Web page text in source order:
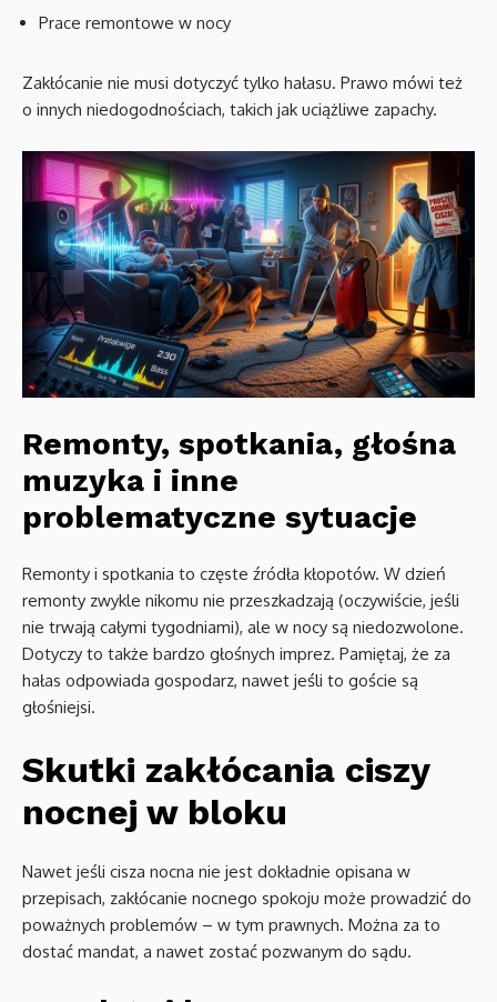
Prace remontowe w nocy
Zakłócanie nie musi dotyczyć tylko hałasu. Prawo mówi też
o innych niedogodnościach, takich jak uciążliwe zapachy.
Remonty, spotkania, głośna
muzyka i inne
problematyczne sytuacje
Remonty i spotkania to częste źródła kłopotów. W dzień
remonty zwykle nikomu nie przeszkadzają (oczywiście, jeśli
nie trwają całymi tygodniami), ale w nocy są niedozwolone.
Dotyczy to także bardzo głośnych imprez. Pamiętaj, że za
hałas odpowiada gospodarz, nawet jeśli to goście są
głośniejsi.
Skutki zakłócania ciszy
nocnej w bloku
Nawet jeśli cisza nocna nie jest dokładnie opisana w
przepisach, zakłócanie nocnego spokoju może prowadzić do
poważnych problemów – w tym prawnych. Można za to
dostać mandat, a nawet zostać pozwanym do sądu.